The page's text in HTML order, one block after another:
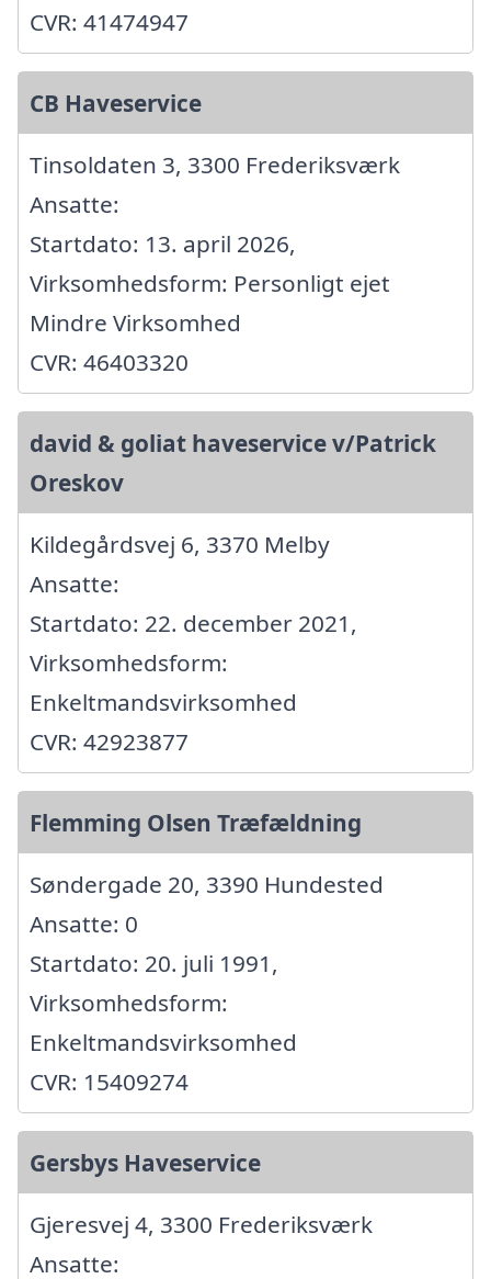
CVR: 41474947
CB Haveservice
Tinsoldaten 3, 3300 Frederiksværk
Ansatte:
Startdato: 13. april 2026,
Virksomhedsform: Personligt ejet
Mindre Virksomhed
CVR: 46403320
david & goliat haveservice v/Patrick
Oreskov
Kildegårdsvej 6, 3370 Melby
Ansatte:
Startdato: 22. december 2021,
Virksomhedsform:
Enkeltmandsvirksomhed
CVR: 42923877
Flemming Olsen Træfældning
Søndergade 20, 3390 Hundested
Ansatte: 0
Startdato: 20. juli 1991,
Virksomhedsform:
Enkeltmandsvirksomhed
CVR: 15409274
Gersbys Haveservice
Gjeresvej 4, 3300 Frederiksværk
Ansatte: